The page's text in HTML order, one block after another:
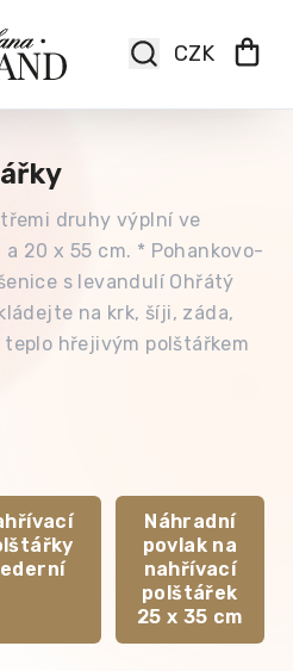
druhy výplní ve
20 x 55 cm. * Pohankovo-
s levandulí Ohřátý
na krk, šíji, záda,
teplo hřejivým polštářkem
Náhradní
povlak na
nahřívací
polštářek
25 x 35 cm